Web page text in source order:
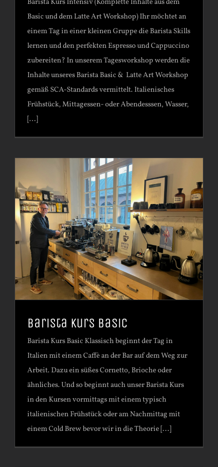
Barista Kurs Intensiv (Komplette Inhalte aus dem
Basic und dem Latte Art Workshop) Ihr möchtet an
einem Tag in einer kleinen Gruppe die Barista Skills
lernen und den perfekten Espresso und Cappuccino
zubereiten? In unserem Tagesworkshop werden die
Inhalte unseres Barista Basic & Latte Art Workshop
gemäß SCA-Standards vermittelt. Italienisches
Frühstück, Mittagessen- oder Abendesssen, Wasser,
[...]
Barista Kurs Basic
Barista Kurs Basic Klassisch beginnt der Tag in
Italien mit einem Caffè an der Bar auf dem Weg zur
Arbeit. Dazu ein süßes Cornetto, Brioche oder
ähnliches. Und so beginnt auch unser Barista Kurs
in den Kursen vormittags mit einem typisch
italienischen Frühstück oder am Nachmittag mit
einem Cold Brew bevor wir in die Theorie [...]